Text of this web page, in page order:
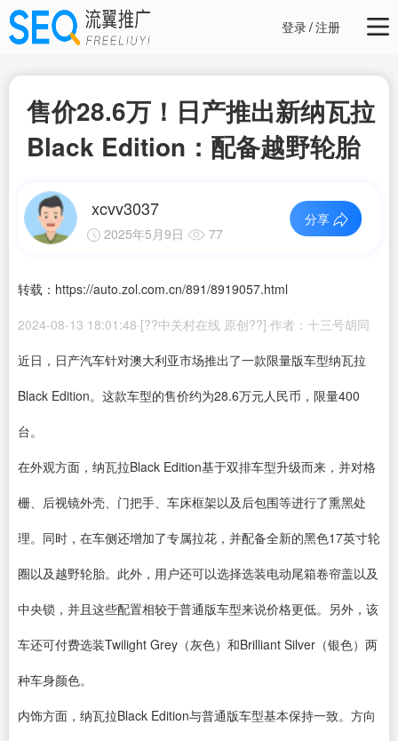
登录/注册
售价28.6万！日产推出新纳瓦拉
Black Edition：配备越野轮胎
xcvv3037
2025年5月9日 77
分享
转载：https://auto.zol.com.cn/891/8919057.html
2024-08-13 18:01:48·[??中关村在线 原创??]·作者：十三号胡同
近日，日产汽车针对澳大利亚市场推出了一款限量版车型纳瓦拉
Black Edition。这款车型的售价约为28.6万元人民币，限量400
台。
在外观方面，纳瓦拉Black Edition基于双排车型升级而来，并对格
栅、后视镜外壳、门把手、车床框架以及后包围等进行了熏黑处
理。同时，在车侧还增加了专属拉花，并配备全新的黑色17英寸轮
圈以及越野轮胎。此外，用户还可以选择选装电动尾箱卷帘盖以及
中央锁，并且这些配置相较于普通版车型来说价格更低。另外，该
车还可付费选装Twilight Grey（灰色）和Brilliant Silver（银色）两
种车身颜色。
内饰方面，纳瓦拉Black Edition与普通版车型基本保持一致。方向